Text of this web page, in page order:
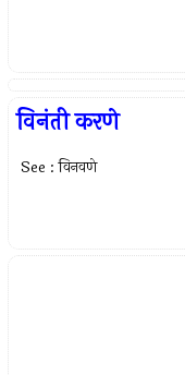
विनंती करणे
See : विनवणे